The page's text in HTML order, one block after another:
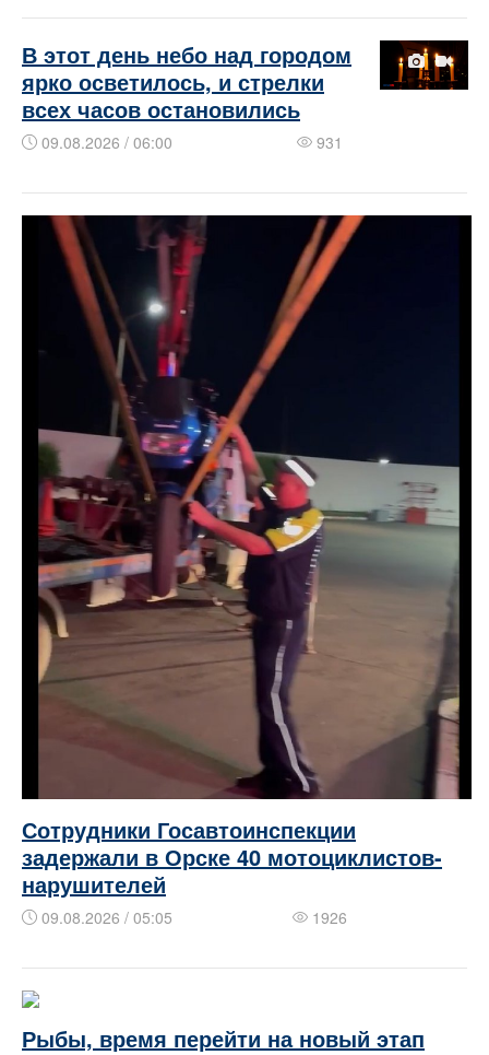
В этот день небо над городом
ярко осветилось, и стрелки
всех часов остановились
09.08.2026 / 06:00 931
Сотрудники Госавтоинспекции
задержали в Орске 40 мотоциклистов-
нарушителей
09.08.2026 / 05:05 1926
Рыбы, время перейти на новый этап